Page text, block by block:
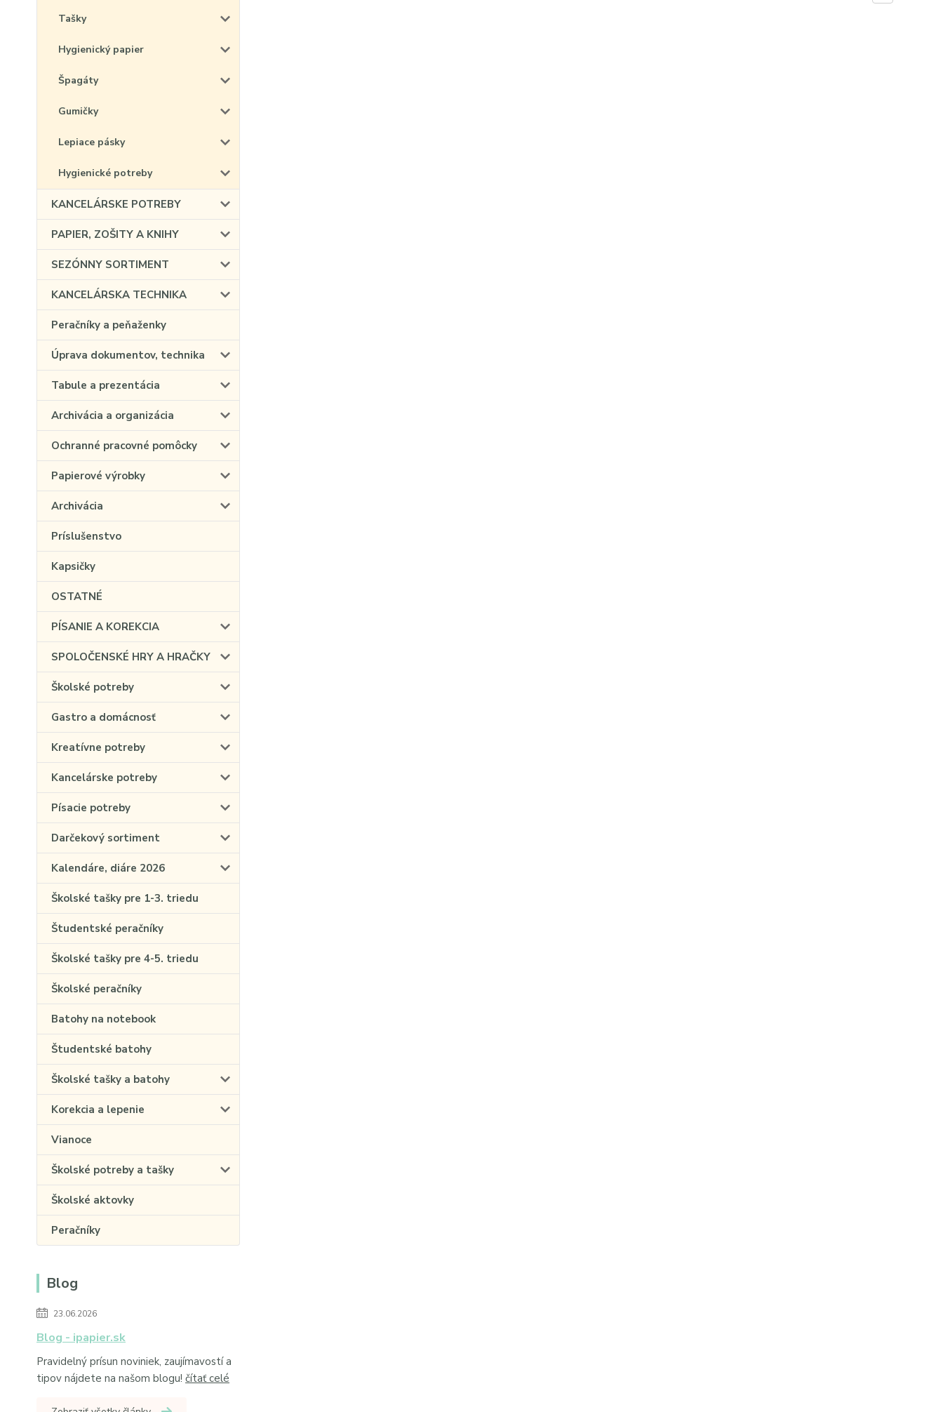
Tašky
Hygienický papier
Špagáty
Gumičky
Lepiace pásky
Hygienické potreby
KANCELÁRSKE POTREBY
PAPIER, ZOŠITY A KNIHY
SEZÓNNY SORTIMENT
KANCELÁRSKA TECHNIKA
Peračníky a peňaženky
Úprava dokumentov, technika
Tabule a prezentácia
Archivácia a organizácia
Ochranné pracovné pomôcky
Papierové výrobky
Archivácia
Príslušenstvo
Kapsičky
OSTATNÉ
PÍSANIE A KOREKCIA
SPOLOČENSKÉ HRY A HRAČKY
Školské potreby
Gastro a domácnosť
Kreatívne potreby
Kancelárske potreby
Písacie potreby
Darčekový sortiment
Kalendáre, diáre 2026
Školské tašky pre 1-3. triedu
Študentské peračníky
Školské tašky pre 4-5. triedu
Školské peračníky
Batohy na notebook
Študentské batohy
Školské tašky a batohy
Korekcia a lepenie
Vianoce
Školské potreby a tašky
Školské aktovky
Peračníky
Blog
23.06.2026
Blog - ipapier.sk
Pravidelný prísun noviniek, zaujímavostí a
tipov nájdete na našom blogu! čítať celé